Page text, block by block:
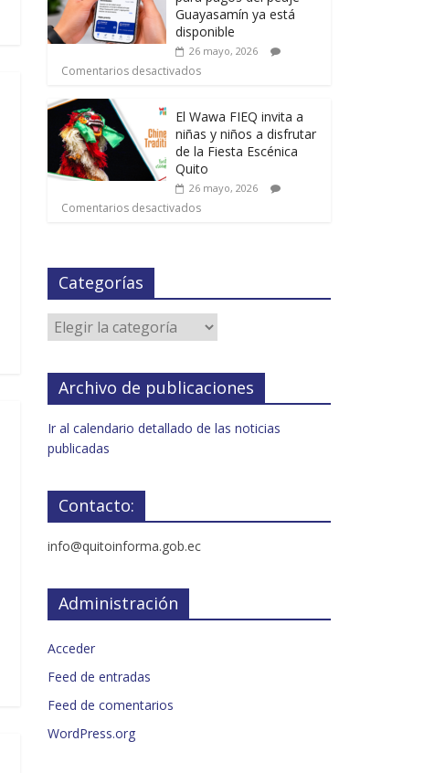
Guayasamín ya está
disponible
26 mayo, 2026
Comentarios desactivados
El Wawa FIEQ invita a
niñas y niños a disfrutar
de la Fiesta Escénica
Quito
26 mayo, 2026
Comentarios desactivados
Categorías
Archivo de publicaciones
Ir al calendario detallado de las noticias
publicadas
Contacto:
info@quitoinforma.gob.ec
Administración
Acceder
Feed de entradas
Feed de comentarios
WordPress.org